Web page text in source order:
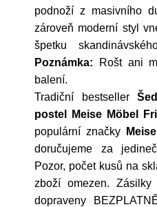
podnoží z masivního
zároveň moderní styl
špetku
Poznámka: Rošt ani
balení.
Tradiční bestseller
postel Meise Möbel
populární značky
doručujeme za
Pozor, počet kusů na
zboží omezen.
dopraveny